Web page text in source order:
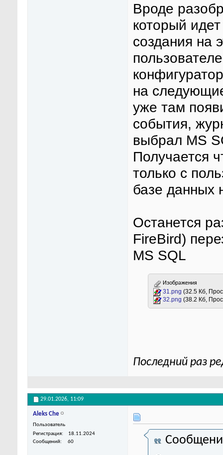
Вроде
который
создания на
на
уже там
события,
выбрал MS
Получается
только с
базе данных
Останется
FireBird)
MS SQL
Изображения
31.png (32.5 Кб,
32.png (38.2 Кб,
Последний раз
29.01.2026, 11:09
Aleks Che
Пользователь
Регистрация
18.11.2024
Сообщений
60